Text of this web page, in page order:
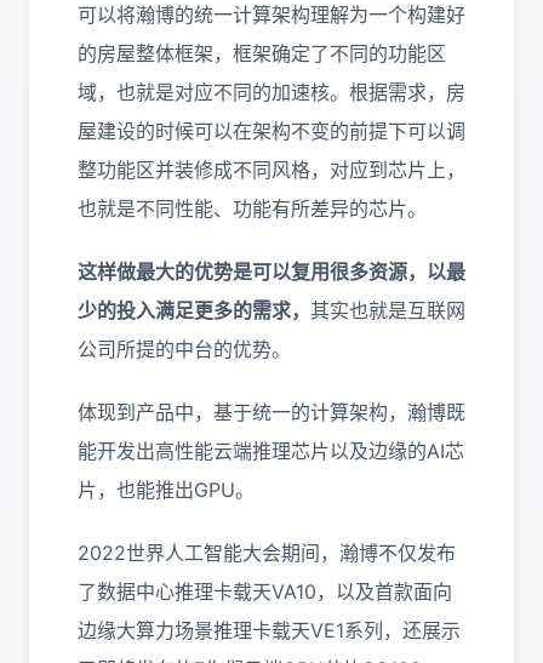
可以将瀚博的统一计算架构理解为一个构建好
的房屋整体框架，框架确定了不同的功能区
域，也就是对应不同的加速核。根据需求，房
屋建设的时候可以在架构不变的前提下可以调
整功能区并装修成不同风格，对应到芯片上，
也就是不同性能、功能有所差异的芯片。
这样做最大的优势是可以复用很多资源，以最
少的投入满足更多的需求， 其实也就是互联网
公司所提的中台的优势。
体现到产品中，基于统一的计算架构，瀚博既
能开发出高性能云端推理芯片以及边缘的AI芯
片，也能推出GPU。
2022世界人工智能大会期间，瀚博不仅发布
了数据中心推理卡载天VA10，以及首款面向
边缘大算力场景推理卡载天VE1系列，还展示